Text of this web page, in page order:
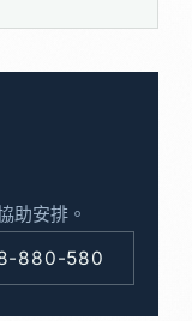
助安排。
880-580